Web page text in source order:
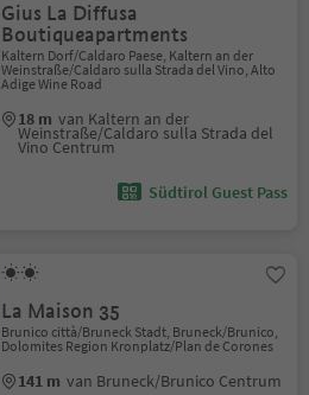
Gius La Diffusa
Boutiqueapartments
Kaltern Dorf/Caldaro Paese, Kaltern an der
Weinstraße/Caldaro sulla Strada del Vino, Alto
Adige Wine Road
18 m van Kaltern an der
Weinstraße/Caldaro sulla Strada del
Vino Centrum
Südtirol Guest Pass
La Maison 35
Brunico città/Bruneck Stadt, Bruneck/Brunico,
Dolomites Region Kronplatz/Plan de Corones
141 m van Bruneck/Brunico Centrum